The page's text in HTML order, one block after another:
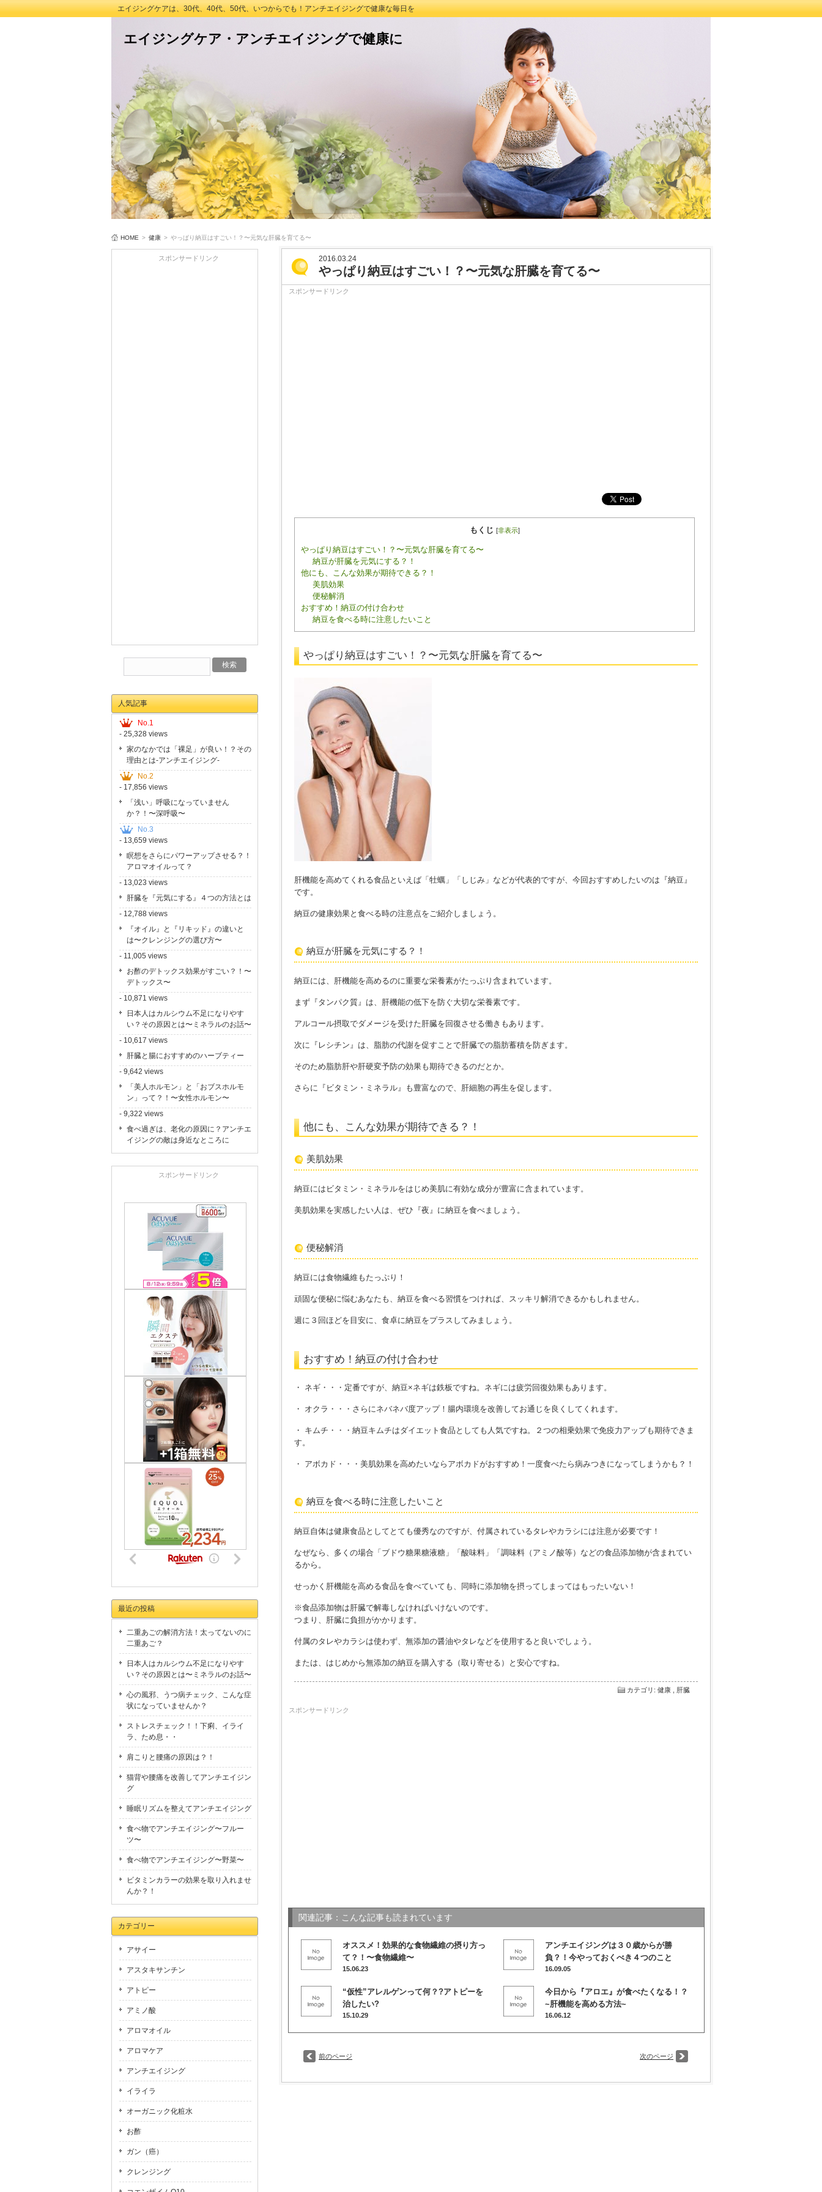
エイジングケアは、30代、40代、50代、いつからでも！アンチエイジングで健康な毎日を
エイジングケア・アンチエイジングで健康に
HOME > 健康 > やっぱり納豆はすごい！？〜元気な肝臓を育てる〜
2016.03.24
やっぱり納豆はすごい！？〜元気な肝臓を育てる〜
スポンサードリンク
もくじ [非表示]
やっぱり納豆はすごい！？〜元気な肝臓を育てる〜
納豆が肝臓を元気にする？！
他にも、こんな効果が期待できる？！
美肌効果
便秘解消
おすすめ！納豆の付け合わせ
納豆を食べる時に注意したいこと
やっぱり納豆はすごい！？〜元気な肝臓を育てる〜
肝機能を高めてくれる食品といえば「牡蠣」「しじみ」などが代表的ですが、今回おすすめしたいのは『納豆』
です。
納豆の健康効果と食べる時の注意点をご紹介しましょう。
納豆が肝臓を元気にする？！
納豆には、肝機能を高めるのに重要な栄養素がたっぷり含まれています。
まず『タンパク質』は、肝機能の低下を防ぐ大切な栄養素です。
アルコール摂取でダメージを受けた肝臓を回復させる働きもあります。
次に『レシチン』は、脂肪の代謝を促すことで肝臓での脂肪蓄積を防ぎます。
そのため脂肪肝や肝硬変予防の効果も期待できるのだとか。
さらに『ビタミン・ミネラル』も豊富なので、肝細胞の再生を促します。
他にも、こんな効果が期待できる？！
美肌効果
納豆にはビタミン・ミネラルをはじめ美肌に有効な成分が豊富に含まれています。
美肌効果を実感したい人は、ぜひ『夜』に納豆を食べましょう。
便秘解消
納豆には食物繊維もたっぷり！
頑固な便秘に悩むあなたも、納豆を食べる習慣をつければ、スッキリ解消できるかもしれません。
週に３回ほどを目安に、食卓に納豆をプラスしてみましょう。
おすすめ！納豆の付け合わせ
・ ネギ・・・定番ですが、納豆×ネギは鉄板ですね。ネギには疲労回復効果もあります。
・ オクラ・・・さらにネバネバ度アップ！腸内環境を改善してお通じを良くしてくれます。
・ キムチ・・・納豆キムチはダイエット食品としても人気ですね。２つの相乗効果で免疫力アップも期待できま
す。
・ アボカド・・・美肌効果を高めたいならアボカドがおすすめ！一度食べたら病みつきになってしまうかも？！
納豆を食べる時に注意したいこと
納豆自体は健康食品としてとても優秀なのですが、付属されているタレやカラシには注意が必要です！
なぜなら、多くの場合「ブドウ糖果糖液糖」「酸味料」「調味料（アミノ酸等）などの食品添加物が含まれてい
るから。
せっかく肝機能を高める食品を食べていても、同時に添加物を摂ってしまってはもったいない！
※食品添加物は肝臓で解毒しなければいけないのです。
つまり、肝臓に負担がかかります。
付属のタレやカラシは使わず、無添加の醤油やタレなどを使用すると良いでしょう。
または、はじめから無添加の納豆を購入する（取り寄せる）と安心ですね。
カテゴリ : 健康 肝臓
スポンサードリンク
関連記事：こんな記事も読まれています
オススメ！効果的な食物繊維の摂り方っ
て？！〜食物繊維〜
15.06.23
アンチエイジングは３０歳からが勝
負？！今やっておくべき４つのこと
16.09.05
“仮性”アレルゲンって何？?アトピーを
治したい?
15.10.29
今日から『アロエ』が食べたくなる！？
~肝機能を高める方法~
16.06.12
前のページ 次のページ
スポンサードリンク
人気記事
No.1
- 25,328 views
家のなかでは「裸足」が良い！？その
理由とは-アンチエイジング-
No.2
- 17,856 views
「浅い」呼吸になっていません
か？！〜深呼吸〜
No.3
- 13,659 views
瞑想をさらにパワーアップさせる？！
アロマオイルって？
- 13,023 views
肝臓を『元気にする』４つの方法とは
- 12,788 views
『オイル』と『リキッド』の違いと
は〜クレンジングの選び方〜
- 11,005 views
お酢のデトックス効果がすごい？！〜
デトックス〜
- 10,871 views
日本人はカルシウム不足になりやす
い？その原因とは〜ミネラルのお話〜
- 10,617 views
肝臓と腸におすすめのハーブティー
- 9,642 views
「美人ホルモン」と「おブスホルモ
ン」って？！〜女性ホルモン〜
- 9,322 views
食べ過ぎは、老化の原因に？アンチエ
イジングの敵は身近なところに
スポンサードリンク
最近の投稿
二重あごの解消方法！太ってないのに
二重あご？
日本人はカルシウム不足になりやす
い？その原因とは〜ミネラルのお話〜
心の風邪、うつ病チェック、こんな症
状になっていませんか？
ストレスチェック！！下痢、イライ
ラ、ため息・・
肩こりと腰痛の原因は？！
猫背や腰痛を改善してアンチエイジン
グ
睡眠リズムを整えてアンチエイジング
食べ物でアンチエイジング〜フルー
ツ〜
食べ物でアンチエイジング〜野菜〜
ビタミンカラーの効果を取り入れませ
んか？！
カテゴリー
アサイー
アスタキサンチン
アトピー
アミノ酸
アロマオイル
アロマケア
アンチエイジング
イライラ
オーガニック化粧水
お酢
ガン（癌）
クレンジング